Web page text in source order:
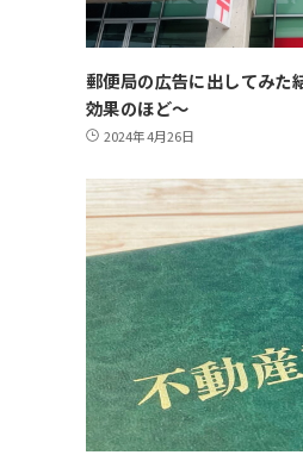
郵便局の広告に出してみた
効果のほど～
2024年4月26日